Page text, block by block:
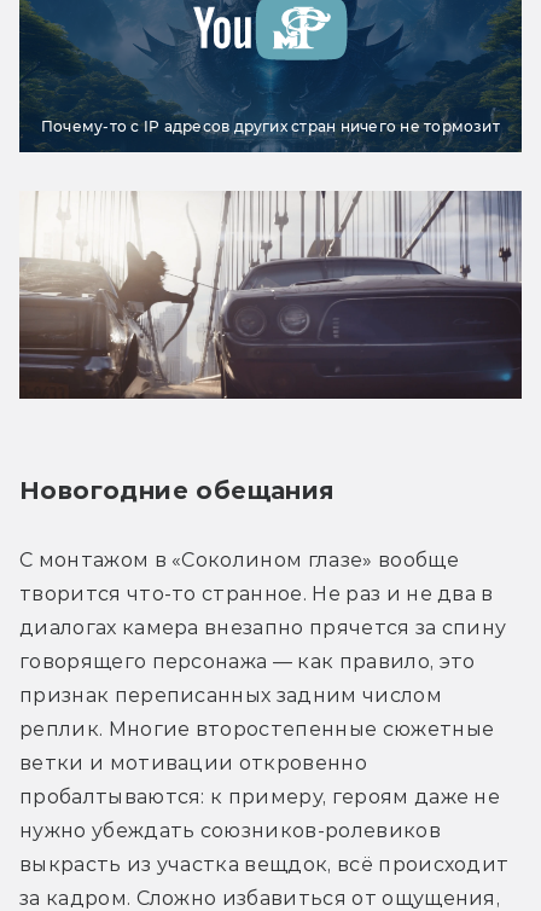
Почему-то с IP адресов других стран ничего не тормозит
Новогодние обещания
С монтажом в «Соколином глазе» вообще
творится что-то странное. Не раз и не два в
диалогах камера внезапно прячется за спину
говорящего персонажа — как правило, это
признак переписанных задним числом
реплик. Многие второстепенные сюжетные
ветки и мотивации откровенно
пробалтываются: к примеру, героям даже не
нужно убеждать союзников-ролевиков
выкрасть из участка вещдок, всё происходит
за кадром. Сложно избавиться от ощущения,